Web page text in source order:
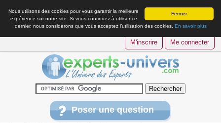
Fermer
Nous utilisons des cookies pour vous garantir la meilleure
expérience sur notre site. Si vous continuez à utiliser ce
dernier, nous considérons que vous acceptez l’utilisation des cookies. En savoir plus
M'inscrire Me connecter
Poser une question